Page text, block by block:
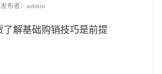
发布者：admin
解基础购销技巧是前提